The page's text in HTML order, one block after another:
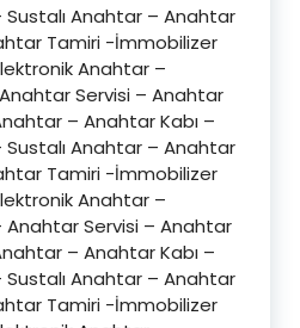
Anahtar – Anahtar
Tamiri -İmmobilizer
Anahtar –
Servisi – Anahtar
– Anahtar Kabı –
Anahtar – Anahtar
Tamiri -İmmobilizer
Anahtar –
Anahtar Servisi – Anahtar
– Anahtar Kabı –
Anahtar – Anahtar
Tamiri -İmmobilizer